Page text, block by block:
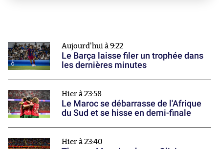
Aujourd'hui à 9:22
Le Barça laisse filer un trophée dans
les dernières minutes
Hier à 23:58
Le Maroc se débarrasse de l'Afrique
du Sud et se hisse en demi-finale
Hier à 23:40